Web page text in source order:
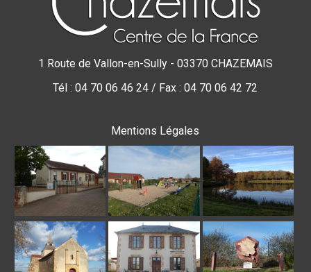
1 Route de Vallon-en-Sully - 03370 CHAZEMAIS
Tél : 04 70 06 46 24 / Fax : 04 70 06 42 72
Mentions Légales